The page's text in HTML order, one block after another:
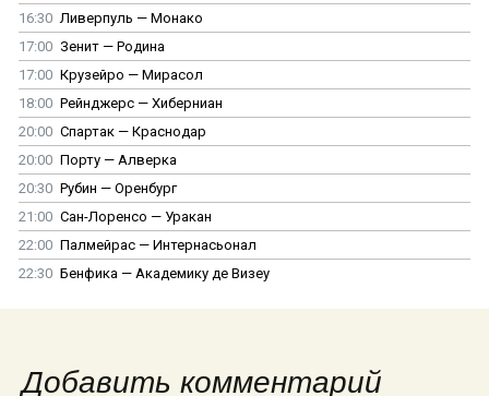
16:30 Ливерпуль — Монако
17:00 Зенит — Родина
17:00 Крузейро — Мирасол
18:00 Рейнджерс — Хиберниан
20:00 Спартак — Краснодар
20:00 Порту — Алверка
20:30 Рубин — Оренбург
21:00 Сан-Лоренсо — Уракан
22:00 Палмейрас — Интернасьонал
22:30 Бенфика — Академику де Визеу
Добавить комментарий